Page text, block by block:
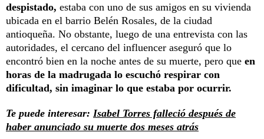
despistado, estaba con uno de sus amigos en su vivienda
ubicada en el barrio Belén Rosales, de la ciudad
antioqueña. No obstante, luego de una entrevista con las
autoridades, el cercano del influencer aseguró que lo
encontró bien en la noche antes de su muerte, pero que en
horas de la madrugada lo escuchó respirar con
dificultad, sin imaginar lo que estaba por ocurrir.
Te puede interesar: Isabel Torres falleció después de
haber anunciado su muerte dos meses atrás